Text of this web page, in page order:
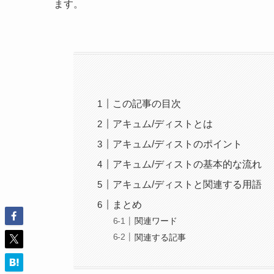
ます。
この記事の目次
アキュム/ディストとは
アキュム/ディストのポイント
アキュム/ディストの基本的な流れ
アキュム/ディストと関連する用語
まとめ
関連ワード
関連する記事